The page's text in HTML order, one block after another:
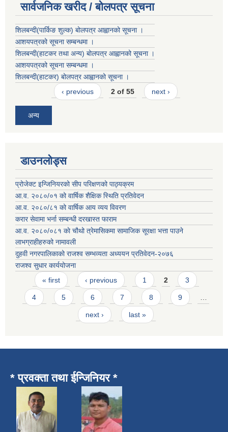
सार्वजनिक खरीद / बोलपत्र सूचना
शिलबन्दी(पार्किङ शुल्क) बोलपत्र आह्वानको सूचना ।
आशयपत्रको सूचना सम्बन्धमा ।
शिलबन्दी(हाटकर तथा अन्य) बोलपत्र आह्वानको सूचना ।
आशयपत्रको सूचना सम्बन्धमा ।
शिलबन्दी(हाटकर) बोलपत्र आह्वानको सूचना ।
‹ previous
2 of 55 next ›
अन्य
डाउनलोड्स
प्रोजेक्ट इन्जिनियरको सीप परिक्षणको पाठ्यक्रम
आ.व. २०८०/०१ को वार्षिक शैक्षिक स्थिति प्रतिवेदन
आ.व. २०८०/८१ को वार्षिक आय व्यय विवरण
करार सेवामा भर्ना सम्बन्धी दरखास्त फाराम
आ.व. २०८०/०८१ काे चौथो त्रेमासिकमा सामाजिक सूरक्षा भत्ता पाउने
लाभग्राहीहरुको नामावली
दुहवी नगरपालिकाको राजश्व सम्भव्यता अध्ययन प्रतिवेदन-२०७६
राजश्व सुधार कार्ययोजना
Pages
« first ‹ previous 1 2 3
4 5 6 7 8 9
next › last »
* प्रवक्ता तथा ईन्जिनियर *